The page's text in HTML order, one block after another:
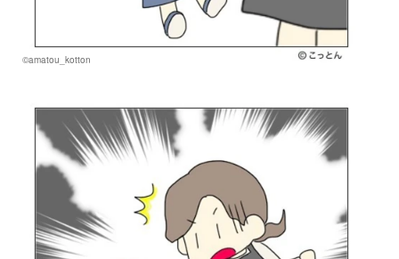
©amatou_kotton